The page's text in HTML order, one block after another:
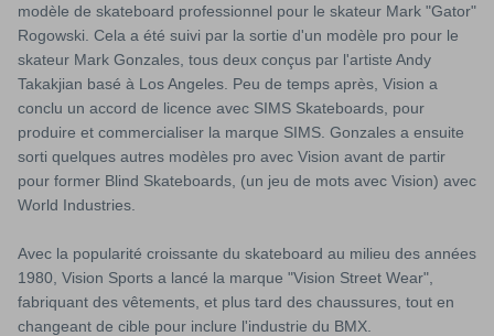
modèle de skateboard professionnel pour le skateur Mark "Gator"
Rogowski. Cela a été suivi par la sortie d'un modèle pro pour le
skateur Mark Gonzales, tous deux conçus par l'artiste Andy
Takakjian basé à Los Angeles. Peu de temps après, Vision a
conclu un accord de licence avec SIMS Skateboards, pour
produire et commercialiser la marque SIMS. Gonzales a ensuite
sorti quelques autres modèles pro avec Vision avant de partir
pour former Blind Skateboards, (un jeu de mots avec Vision) avec
World Industries.
Avec la popularité croissante du skateboard au milieu des années
1980, Vision Sports a lancé la marque "Vision Street Wear",
fabriquant des vêtements, et plus tard des chaussures, tout en
changeant de cible pour inclure l'industrie du BMX.